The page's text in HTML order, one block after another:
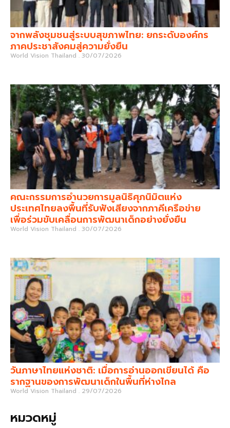
จากพลังชุมชนสู่ระบบสุขภาพไทย: ยกระดับองค์กร
ภาคประชาสังคมสู่ความยั่งยืน
World Vision Thailand 30/07/2026
คณะกรรมการอำนวยการมูลนิธิศุภนิมิตแห่ง
ประเทศไทยลงพื้นที่รับฟังเสียงจากภาคีเครือข่าย
เพื่อร่วมขับเคลื่อนการพัฒนาเด็กอย่างยั่งยืน
World Vision Thailand 30/07/2026
วันภาษาไทยแห่งชาติ: เมื่อการอ่านออกเขียนได้ คือ
รากฐานของการพัฒนาเด็กในพื้นที่ห่างไกล
World Vision Thailand 29/07/2026
หมวดหมู่